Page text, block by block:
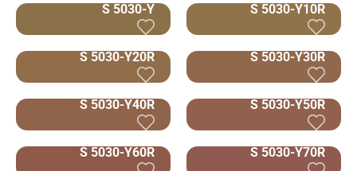
S 5030-Y S 5030-Y10R
S 5030-Y20R S 5030-Y30R
S 5030-Y40R S 5030-Y50R
S 5030-Y60R S 5030-Y70R